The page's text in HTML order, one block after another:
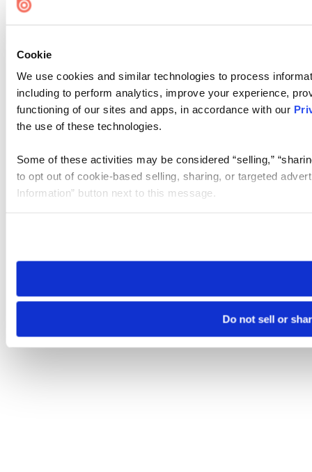
Cookie
We use cookies and similar technologies to process
including to perform analytics, improve your experience,
functioning of our sites and apps, in accordance with our
the use of these technologies.
Some of these activities may be considered “selling,”
to opt out of cookie-based selling, sharing, or targeted
Information” button next to this message.
need to be set again.
Do not sell or